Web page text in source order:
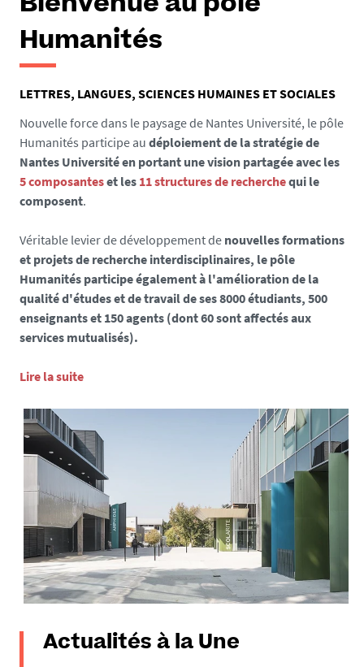
Bienvenue au pôle
Humanités
LETTRES, LANGUES, SCIENCES HUMAINES ET SOCIALES
Nouvelle force dans le paysage de Nantes Université, le pôle
Humanités participe au déploiement de la stratégie de
Nantes Université en portant une vision partagée avec les
5 composanteset les 11 structures de recherchequi le
composent.
Véritable levier de développement de nouvelles formations
et projets de recherche interdisciplinaires, le pôle
Humanités participe également à l'amélioration de la
qualité d'études et de travail de ses 8000 étudiants, 500
enseignants et 150 agents (dont 60sont affectés aux
services mutualisés).
Lire la suite
Actualités à la Une